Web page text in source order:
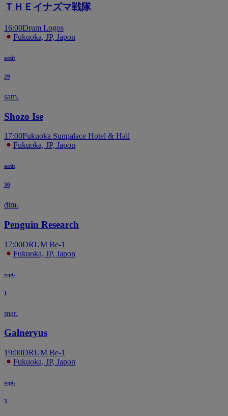
ＴＨＥイナズマ戦隊
16:00Drum Logos
Fukuoka, JP, Japon
août
29
sam.
Shozo Ise
17:00Fukuoka Sunpalace Hotel & Hall
Fukuoka, JP, Japon
août
30
dim.
Penguin Research
17:00DRUM Be-1
Fukuoka, JP, Japon
sept.
1
mar.
Galneryus
19:00DRUM Be-1
Fukuoka, JP, Japon
sept.
3